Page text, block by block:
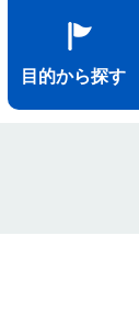
目的から探す